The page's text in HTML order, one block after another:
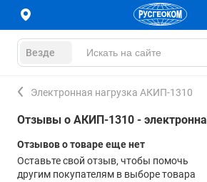
Везде
Электронная нагрузка АКИП-1310
Отзывы о АКИП-1310 -
Отзывов о товаре еще нет
Оставьте свой отзыв, чтобы помочь
другим покупателям в выборе товара